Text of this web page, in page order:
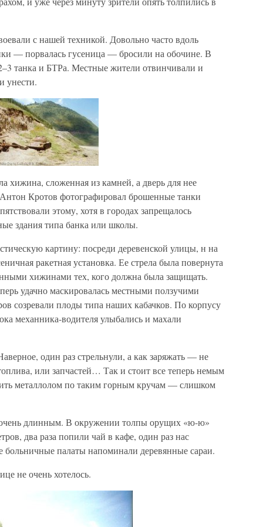
с нашей техникой. Довольно часто вдоль
— порвалась гусеница — бросили на обочине. В
танка и БТРа. Местные жители отвинчивали и
унести.
хижина, сложенная из камней, а дверь для нее
Кротов фотографировал брошенные танки
этому, хотя в городах запрещалось
здания типа банка или школы.
картину: посреди деревенской улицы, н на
ракетная установка. Ее стрела была повернута
хижинами тех, кого должна была защищать.
удачно маскировалась местными ползучими
созревали плоды типа наших кабачков. По корпусу
механника-водителя улыбались и махали
один раз стрельнули, а как заряжать — не
или запчастей… Так и стоит все теперь немым
металлолом по таким горным кручам — слишком
очень длинным. В окружении толпы орущих «ю-ю»
два раза попили чай в кафе, один раз нас
больничные палаты напоминали деревянные сараи.
не очень хотелось.